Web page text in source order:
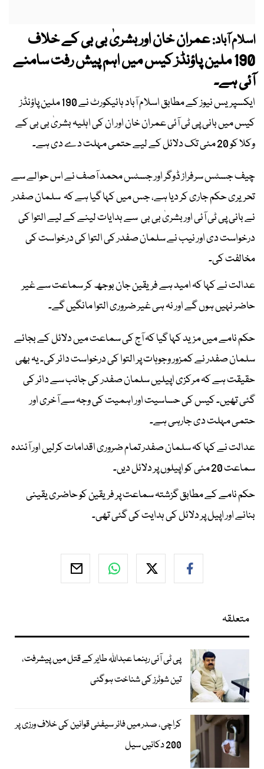
اسلام آباد:عمران خان اور بشریٰ بی بی کے خلاف
190 ملین پاؤنڈز کیس میں اہم پیش رفت سامنے
آئی ہے۔
ایکسپریس نیوز کے مطابق اسلام آباد ہائیکورٹ نے 190 ملین پاؤنڈز
کیس میں بانی پی ٹی آئی عمران خان اور ان کی اہلیہ بشریٰ بی بی کے
وکلا کو 20 مئی تک دلائل کے لیے حتمی مہلت دے دی ہے۔
چیف جسٹس سرفراز ڈوگر اور جسٹس محمد آصف نے اس حوالے سے
تحریری حکم جاری کر دیا ہے، جس میں کہا گیا ہے کہ سلمان صفدر
نے بانی پی ٹی آئی اور بشریٰ بی بی سے ہدایات لینے کے لیے التوا کی
درخواست دی اور نیب نے سلمان صفدر کی التوا کی درخواست کی
مخالفت کی۔
عدالت نے کہا کہ امید ہے فریقین جان بوجھ کر سماعت سے غیر
حاضر نہیں ہوں گے اور نہ ہی غیر ضروری التوا مانگیں گے۔
حکم نامے میں مزید کہا گیا کہ آج کی سماعت میں دلائل کے بجائے
سلمان صفدر نے کمزور وجوہات پر التوا کی درخواست دائر کی۔ یہ بھی
حقیقت ہے کہ مرکزی اپیلیں سلمان صفدر کی جانب سے دائر کی
گئی تھیں۔ کیس کی حساسیت اور اہمیت کی وجہ سے آخری اور
حتمی مہلت دی جارہی ہے۔
عدالت نے کہا کہ سلمان صفدر تمام ضروری اقدامات کرلیں اور آئندہ
سماعت 20 مئی کو اپیلوں پر دلائل دیں۔
حکم نامے کے مطابق گزشتہ سماعت پر فریقین کو حاضری یقینی
بنانے اور اپیل پر دلائل کی ہدایت کی گئی تھی۔
متعلقہ
پی ٹی آئی رہنما عبداللہ طایر کے قتل میں پیشرفت،
تین شوٹرز کی شناخت ہوگئی
کراچی، صدر میں فائر سیفٹی قوانین کی خلاف ورزی پر
200 دکانیں سیل